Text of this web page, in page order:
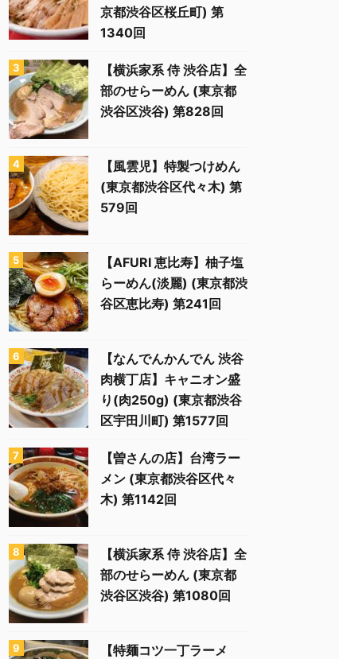
京都渋谷区桜丘町) 第
1340回
【横浜家系 侍 渋谷店】全
部のせらーめん (東京都
渋谷区渋谷) 第828回
【風雲児】特製つけめん
(東京都渋谷区代々木) 第
579回
【AFURI 恵比寿】柚子塩
らーめん(淡麗) (東京都渋
谷区恵比寿) 第241回
【なんでんかんでん 渋谷
肉横丁店】キャニオン盛
り(肉250g) (東京都渋谷
区宇田川町) 第1577回
【曽さんの店】台湾ラー
メン (東京都渋谷区代々
木) 第1142回
【横浜家系 侍 渋谷店】全
部のせらーめん (東京都
渋谷区渋谷) 第1080回
【特麺コツ一丁ラーメ